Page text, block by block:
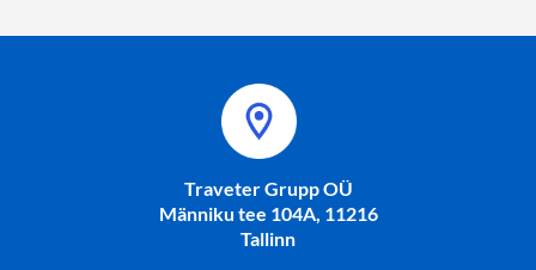
Traveter Grupp OÜ
Männiku tee 104A, 11216
Tallinn